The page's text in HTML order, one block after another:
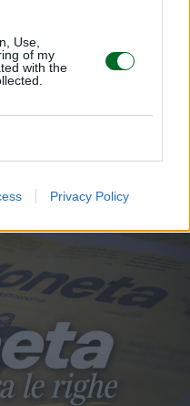
Use,
of my
with the
Privacy Policy